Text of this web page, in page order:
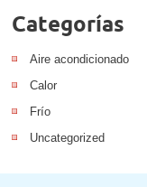
Categorías
Aire acondicionado
Calor
Frío
Uncategorized